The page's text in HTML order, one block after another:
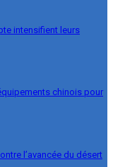
intensifient leurs
chinois pour
l’avancée du désert